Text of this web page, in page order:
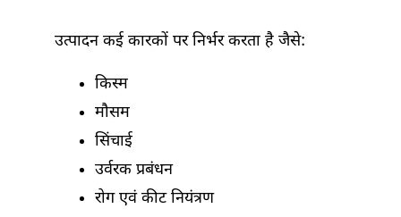
उत्पादन कई कारकों पर निर्भर करता है जैसे:
किस्म
मौसम
सिंचाई
उर्वरक प्रबंधन
रोग एवं कीट नियंत्रण